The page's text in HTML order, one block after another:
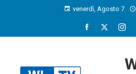
venerdì, Agosto 7